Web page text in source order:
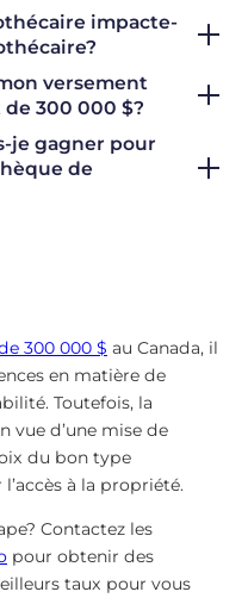
impacte-
versement
300 000 $?
je gagner pour
de
300 000 $ au Canada, il
en matière de
Toutefois, la
vue d’une mise de
du bon type
à la propriété.
Contactez les
pour obtenir des
taux pour vous